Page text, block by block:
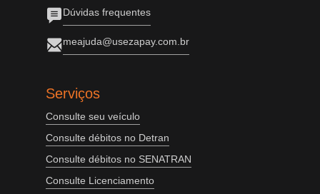
Dúvidas frequentes
meajuda@usezapay.com.br
Serviços
Consulte seu veículo
Consulte débitos no Detran
Consulte débitos no SENATRAN
Consulte Licenciamento